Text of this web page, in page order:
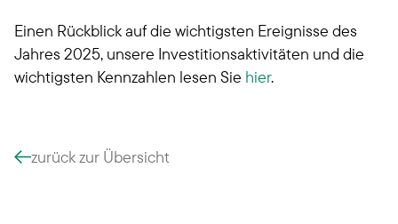
Einen Rückblick auf die wichtigsten Ereignisse des
Jahres 2025, unsere Investitionsaktivitäten und die
wichtigsten Kennzahlen lesen Sie hier.
zurück zur Übersicht